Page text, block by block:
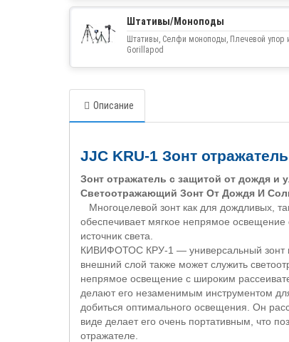
Штативы/Моноподы
Штативы, Селфи моноподы, Плечевой упор
Gorillapod
Описание
JJC KRU-1 Зонт
Зонт отражатель с защитой от дождя и
Светоотражающий Зонт От Дождя И
Многоцелевой зонт как для дождливых,
обеспечивает мягкое непрямое
источник света.
КИВИФОТОС КРУ-1 — универсальный зонт и
внешний слой также может служить
непрямое освещение с широким
делают его незаменимым инструментом
добиться оптимального освещения. Он
виде делает его очень портативным, что
отражателе.